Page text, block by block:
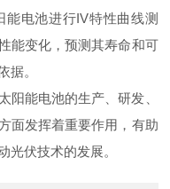
电池进行IV特性曲线测
能变化，预测其寿命和可
据。
能电池的生产、研发、
面发挥着重要作用，有助
光伏技术的发展。